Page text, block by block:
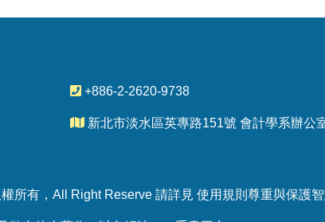
+886-2-2620-9738
新北市淡水區英專路151號 會計學系辦公
所有，All Right Reserve 請詳見 使用規則尊重與保護